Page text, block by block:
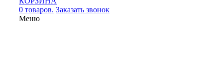
0 товаров. Заказать звонок
Меню